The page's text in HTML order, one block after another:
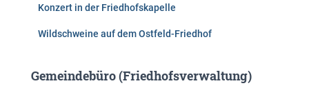
Konzert in der Friedhofskapelle
Wildschweine auf dem Ostfeld-Friedhof
Gemeindebüro (Friedhofsverwaltung)